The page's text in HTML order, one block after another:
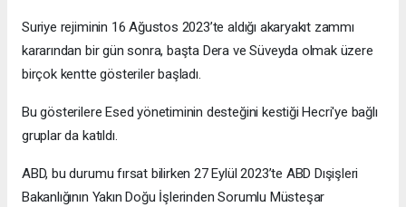
Suriye rejiminin 16 Ağustos 2023’te aldığı akaryakıt zammı
kararından bir gün sonra, başta Dera ve Süveyda olmak üzere
birçok kentte gösteriler başladı.
Bu gösterilere Esed yönetiminin desteğini kestiği Hecri'ye bağlı
gruplar da katıldı.
ABD, bu durumu fırsat bilirken 27 Eylül 2023’te ABD Dışişleri
Bakanlığının Yakın Doğu İşlerinden Sorumlu Müsteşar